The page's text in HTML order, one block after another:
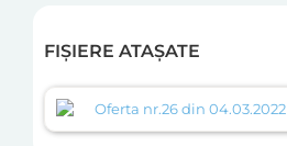
FIȘIERE ATAȘATE
Oferta nr.26 din 04.03.2022